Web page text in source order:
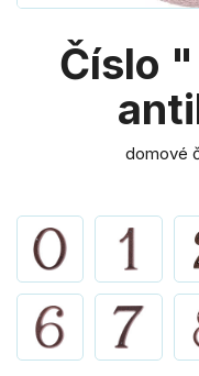
Číslo
domové